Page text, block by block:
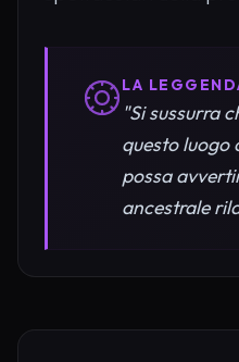
LA
"Si sussurra
questo luogo
possa
ancestrale